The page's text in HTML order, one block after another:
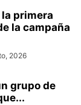
primera
la campaña
2026
grupo de